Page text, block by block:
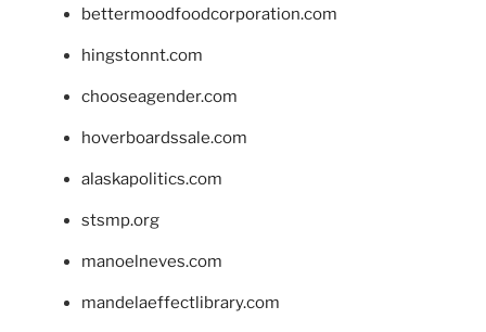
bettermoodfoodcorporation.com
hingstonnt.com
chooseagender.com
hoverboardssale.com
alaskapolitics.com
stsmp.org
manoelneves.com
mandelaeffectlibrary.com